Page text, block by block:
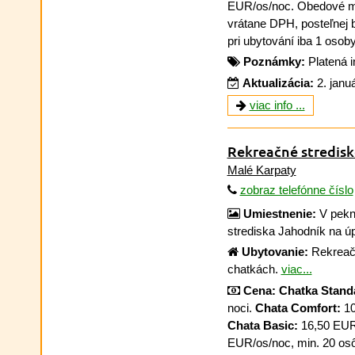
EUR/os/noc. Obedové
vrátane DPH, posteľnej
pri ubytování iba 1
Poznámky: Platená
Aktualizácia: 2.
viac info ...
Rekreačné
Malé Karpaty
zobraz telefónne číslo
Umiestnenie: V
strediska Jahodník na
Ubytovanie:
chatkách. viac...
Cena: Chatka
noci. Chata Comfort:
Chata Basic: 16,50
EUR/os/noc, min. 20